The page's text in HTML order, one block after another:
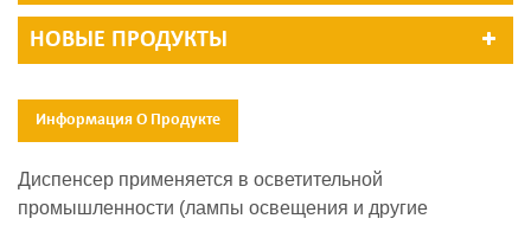
НОВЫЕ ПРОДУКТЫ
Информация О Продукте
Диспенсер применяется в осветительной
промышленности (лампы освещения и другие